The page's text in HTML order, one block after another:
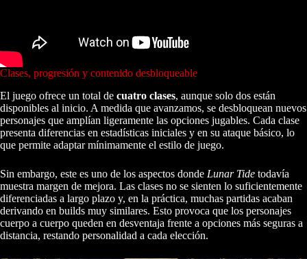
Clases, progresión y contenido desbloqueable
El juego ofrece un total de cuatro clases, aunque solo dos están
disponibles al inicio. A medida que avanzamos, se desbloquean nuevos
personajes que amplían ligeramente las opciones jugables. Cada clase
presenta diferencias en estadísticas iniciales y en su ataque básico, lo
que permite adaptar mínimamente el estilo de juego.
Sin embargo, este es uno de los aspectos donde Lunar Tide todavía
muestra margen de mejora. Las clases no se sienten lo suficientemente
diferenciadas a largo plazo y, en la práctica, muchas partidas acaban
derivando en builds muy similares. Esto provoca que los personajes
cuerpo a cuerpo queden en desventaja frente a opciones más seguras a
distancia, restando personalidad a cada elección.